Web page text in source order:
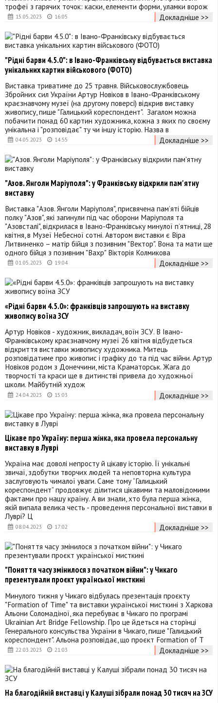
15.05.2023 16:05
трофеї з гарячих точок: каски, елементи форми, уламки ворож
Докладніше >>
04.05.2023 14:55
"Рідні барви 4.5.0": в Івано-Франківську відбувається виставка
унікальних картин військового (ФОТО)
Виставка триватиме до 25 травня. Військовослужбовець
Збройних сил України Артур Новіков в Івано-Франківському
краєзнавчому музеї (на другому поверсі) відкрив виставку
живопису, пише "Галицький кореспондент". Загалом можна
побачити понад 60 картин художника, кожна з яких по своєму
унікальна і "розповідає" ту чи іншу історію. Назва в
Докладніше >>
01.05.2023 19:04
"Азов. Янголи Маріуполя": у Франківську відкрили пам'ятну
виставку
Виставка "Азов. Янголи Маріуполя", присвячена пам’яті бійців
полку "Азов", які загинули під час оборони Маріуполя та
"Азовсталі", відкрилася в Івано-Франківську минулої п’ятниці, 28
квітня, в Музеї Небесної сотні. Автором виставки є Віра
Литвиненко – матір бійця з позивним "Вектор". Вона та мати ще
одного бійця з позивним "Вахр" Вікторія Колмикова
Докладніше >>
24.04.2023 15:03
«Рідні барви 4.5.0»: франківців запрошують на виставку
живопису воїна ЗСУ
Артур Новіков - художник, викладач, воїн ЗСУ. В Івано-
Франківському краєзнавчому музеї 26 квітня відбудеться
відкриття виставки живопису художника. Митець
розповідатиме про живопис і графіку до та під час війни. Артур
Новіков родом з Донеччини, міста Краматорськ. Жага до
творчості та краси ще в дитинстві привела до художньої
школи. Майбутній худож
Докладніше >>
08.04.2023 17:02
Цікаве про Україну: перша жінка, яка провела персональну
виставку в Луврі
Україна має доволі непросту й цікаву історію. Її унікальні
звичаї, здобутки творчих людей та неповторна культура
заслуговують чималої уваги. Саме тому “Галицький
кореспондент” продовжує ділитися цікавими та маловідомими
фактами про нашу країну. А ви знали, хто була перша жінка,
якій випала велика честь - проведення персональної виставки в
Луврі? Ц
Докладніше >>
22.03.2023 21:03
"Поняття часу змінилося з початком війни": у Чикаго
презентували проєкт української мисткині
Минулого тижня у Чикаго відбулась презентація проєкту
"Formation of Time" та виставки української мисткині з Харкова
Альони Соломадіної, яка перебуває в Чикаго по програмі
Ukrainian Art Bridge Fellowship. Про це йдеться на сторінці
Генерального консульства України в Чикаго, пише "Галицький
кореспондент". Альона розповідає, що проєкт Formation of T
Докладніше >>
На благодійній виставці у Калуші зібрали понад 30 тисяч на ЗСУ